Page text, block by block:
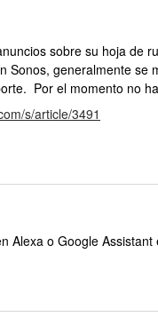
sobre su hoja de
Sonos, generalmente
Por el momento no
s/article/3491
Alexa o Google Assistant